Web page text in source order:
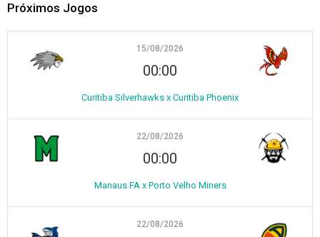
Próximos Jogos
15/08/2026
00:00
Curitiba Silverhawks x Curitiba Phoenix
22/08/2026
00:00
Manaus FA x Porto Velho Miners
22/08/2026